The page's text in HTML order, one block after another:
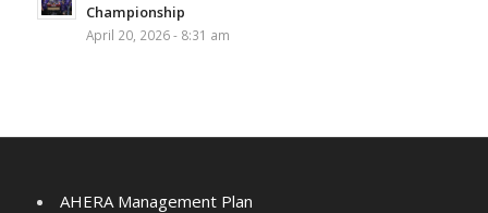
Championship
April 20, 2026 - 8:31 am
AHERA Management Plan